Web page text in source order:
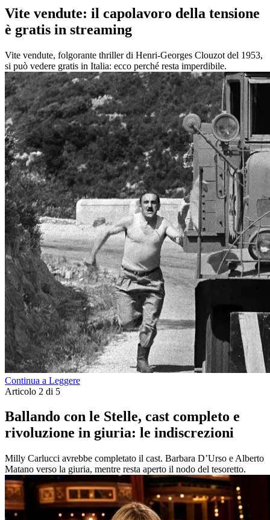
Vite vendute: il capolavoro della tensione
è gratis in streaming
Vite vendute, folgorante thriller di Henri-Georges Clouzot del 1953,
si può vedere gratis in Italia: ecco perché resta imperdibile.
Continua a Leggere
Articolo 2 di 5
Ballando con le Stelle, cast completo e
rivoluzione in giuria: le indiscrezioni
Milly Carlucci avrebbe completato il cast. Barbara D’Urso e Alberto
Matano verso la giuria, mentre resta aperto il nodo del tesoretto.